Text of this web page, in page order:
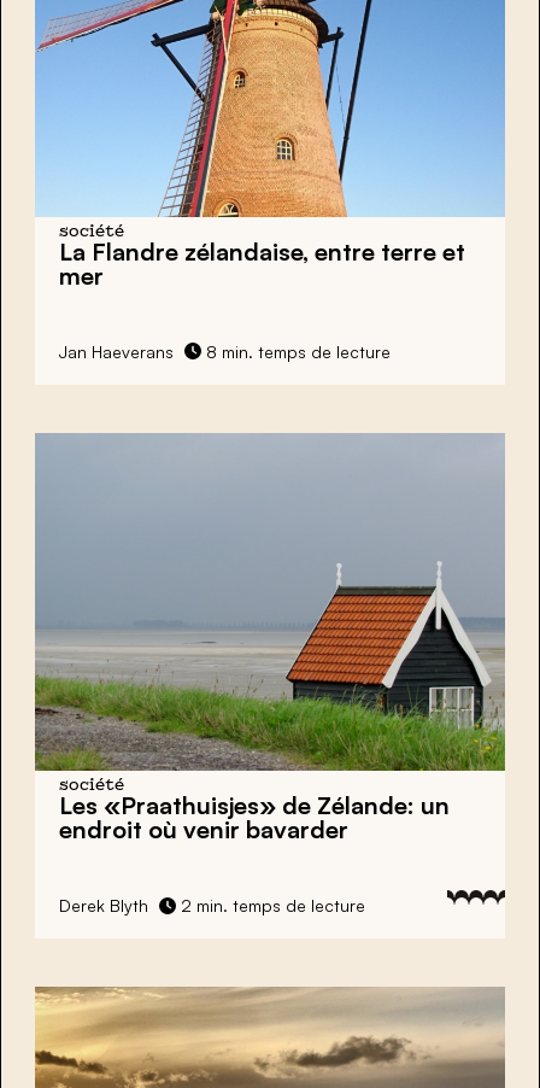
société
La Flandre zélandaise, entre terre et
mer
Jan Haeverans 8 min. temps de lecture
société
Les «Praathuisjes» de Zélande: un
endroit où venir bavarder
Derek Blyth 2 min. temps de lecture